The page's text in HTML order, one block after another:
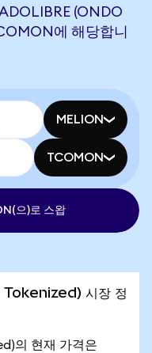
(ONDO
에 해당합니
MELION
TCOMON
으)로 스왑
시장 정
의 현재 가격은